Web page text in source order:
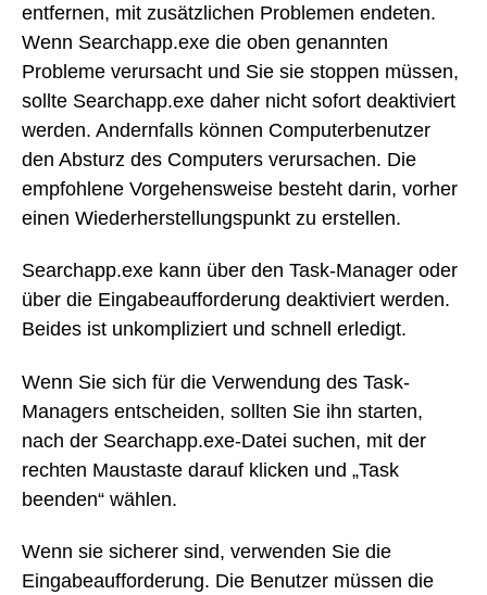
entfernen, mit zusätzlichen Problemen endeten.
Wenn Searchapp.exe die oben genannten
Probleme verursacht und Sie sie stoppen müssen,
sollte Searchapp.exe daher nicht sofort deaktiviert
werden. Andernfalls können Computerbenutzer
den Absturz des Computers verursachen. Die
empfohlene Vorgehensweise besteht darin, vorher
einen Wiederherstellungspunkt zu erstellen.
Searchapp.exe kann über den Task-Manager oder
über die Eingabeaufforderung deaktiviert werden.
Beides ist unkompliziert und schnell erledigt.
Wenn Sie sich für die Verwendung des Task-
Managers entscheiden, sollten Sie ihn starten,
nach der Searchapp.exe-Datei suchen, mit der
rechten Maustaste darauf klicken und „Task
beenden“ wählen.
Wenn sie sicherer sind, verwenden Sie die
Eingabeaufforderung. Die Benutzer müssen die